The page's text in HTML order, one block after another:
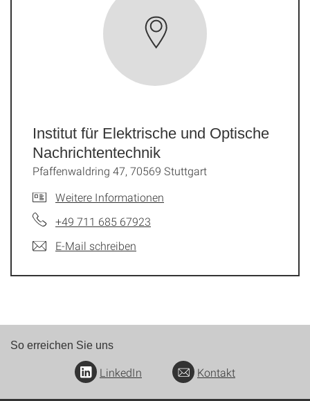
Institut für Elektrische und Optische
Nachrichtentechnik
Pfaffenwaldring 47, 70569 Stuttgart
Weitere Informationen
+49 711 685 67923
E-Mail schreiben
So erreichen Sie uns
LinkedIn Kontakt